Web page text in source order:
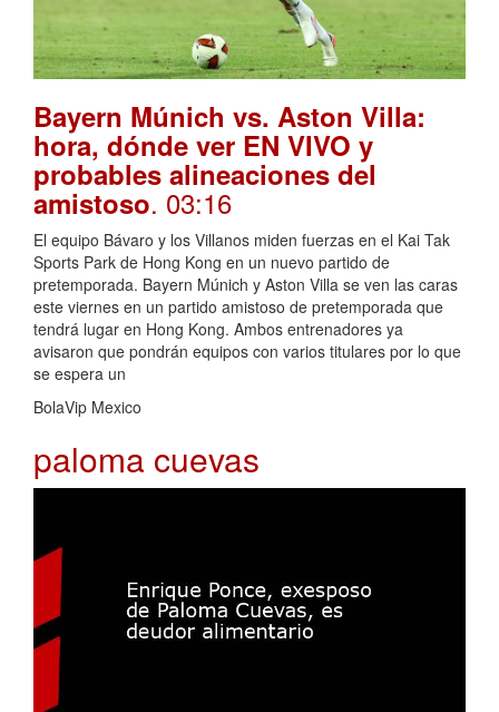
Bayern Múnich vs. Aston Villa:
hora, dónde ver EN VIVO y
probables alineaciones del
amistoso. 03:16
El equipo Bávaro y los Villanos miden fuerzas en el Kai Tak
Sports Park de Hong Kong en un nuevo partido de
pretemporada. Bayern Múnich y Aston Villa se ven las caras
este viernes en un partido amistoso de pretemporada que
tendrá lugar en Hong Kong. Ambos entrenadores ya
avisaron que pondrán equipos con varios titulares por lo que
se espera un
BolaVip Mexico
paloma cuevas